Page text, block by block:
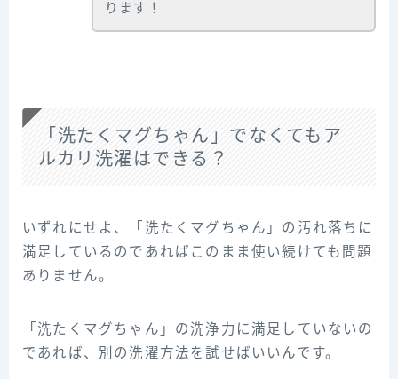
ります！
「洗たくマグちゃん」でなくてもア
ルカリ洗濯はできる？
いずれにせよ、「洗たくマグちゃん」の汚れ落ちに
満足しているのであればこのまま使い続けても問題
ありません。
「洗たくマグちゃん」の洗浄力に満足していないの
であれば、別の洗濯方法を試せばいいんです。